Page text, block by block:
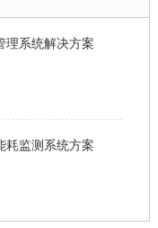
理系统解决方案
耗监测系统方案